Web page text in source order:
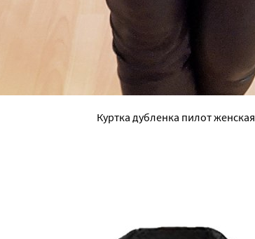
Куртка дубленка пилот женская